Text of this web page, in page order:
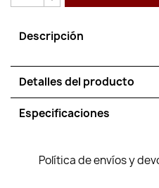
Descripción
Detalles del producto
Especificaciones
Política de envíos y